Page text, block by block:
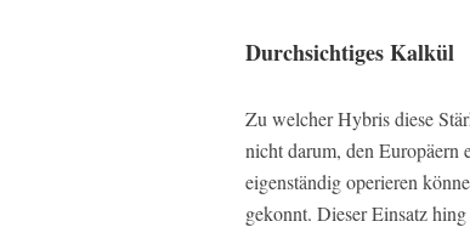
Durchsichtiges Kalkül
Zu welcher Hybris diese
nicht darum, den Europäern
eigenständig operieren
gekonnt. Dieser Einsatz